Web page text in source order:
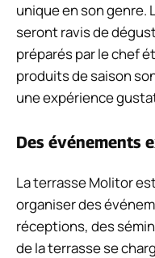
unique en son genre.
seront ravis de
préparés par le chef
produits de saison
une expérience
Des événements
La terrasse Molitor
organiser des
réceptions, des
de la terrasse se